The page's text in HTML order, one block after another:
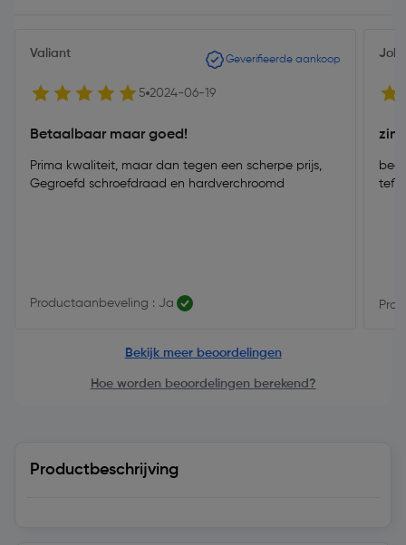
Valiant Geverifieerde aankoop
5 2024-06-19
Betaalbaar maar goed!
Prima kwaliteit, maar dan tegen een scherpe prijs,
Gegroefd schroefdraad en hardverchroomd
Productaanbeveling : Ja
Bekijk meer beoordelingen
Hoe worden beoordelingen berekend?
Productbeschrijving